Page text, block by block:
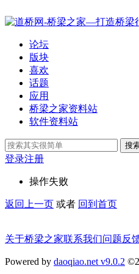
论坛
版块
喜欢
话题
应用
桥梁之家资料站
软件资料站
搜
登录注册
操作失败
返回上一页 或者 回到首页
关于桥梁之家联系我们问题反
Powered by daoqiao.net v9.0.2